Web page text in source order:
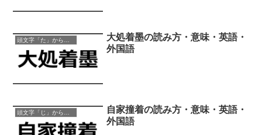
大処着墨の読み方・意味・英語・
外国語
自家撞着の読み方・意味・英語・
外国語